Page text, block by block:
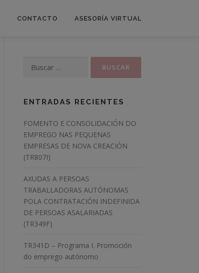
CONTACTO ASESORÍA VIRTUAL
ENTRADAS RECIENTES
FOMENTO E CONSOLIDACIÓN DO
EMPREGO NAS PEQUENAS
EMPRESAS DE NOVA CREACIÓN
(TR807I)
AXUDAS A PERSOAS
TRABALLADORAS AUTÓNOMAS
POLA CONTRATACIÓN INDEFINIDA
DE PERSOAS ASALARIADAS
(TR349F)
TR341D – Programa I. Promoción
do emprego autónomo